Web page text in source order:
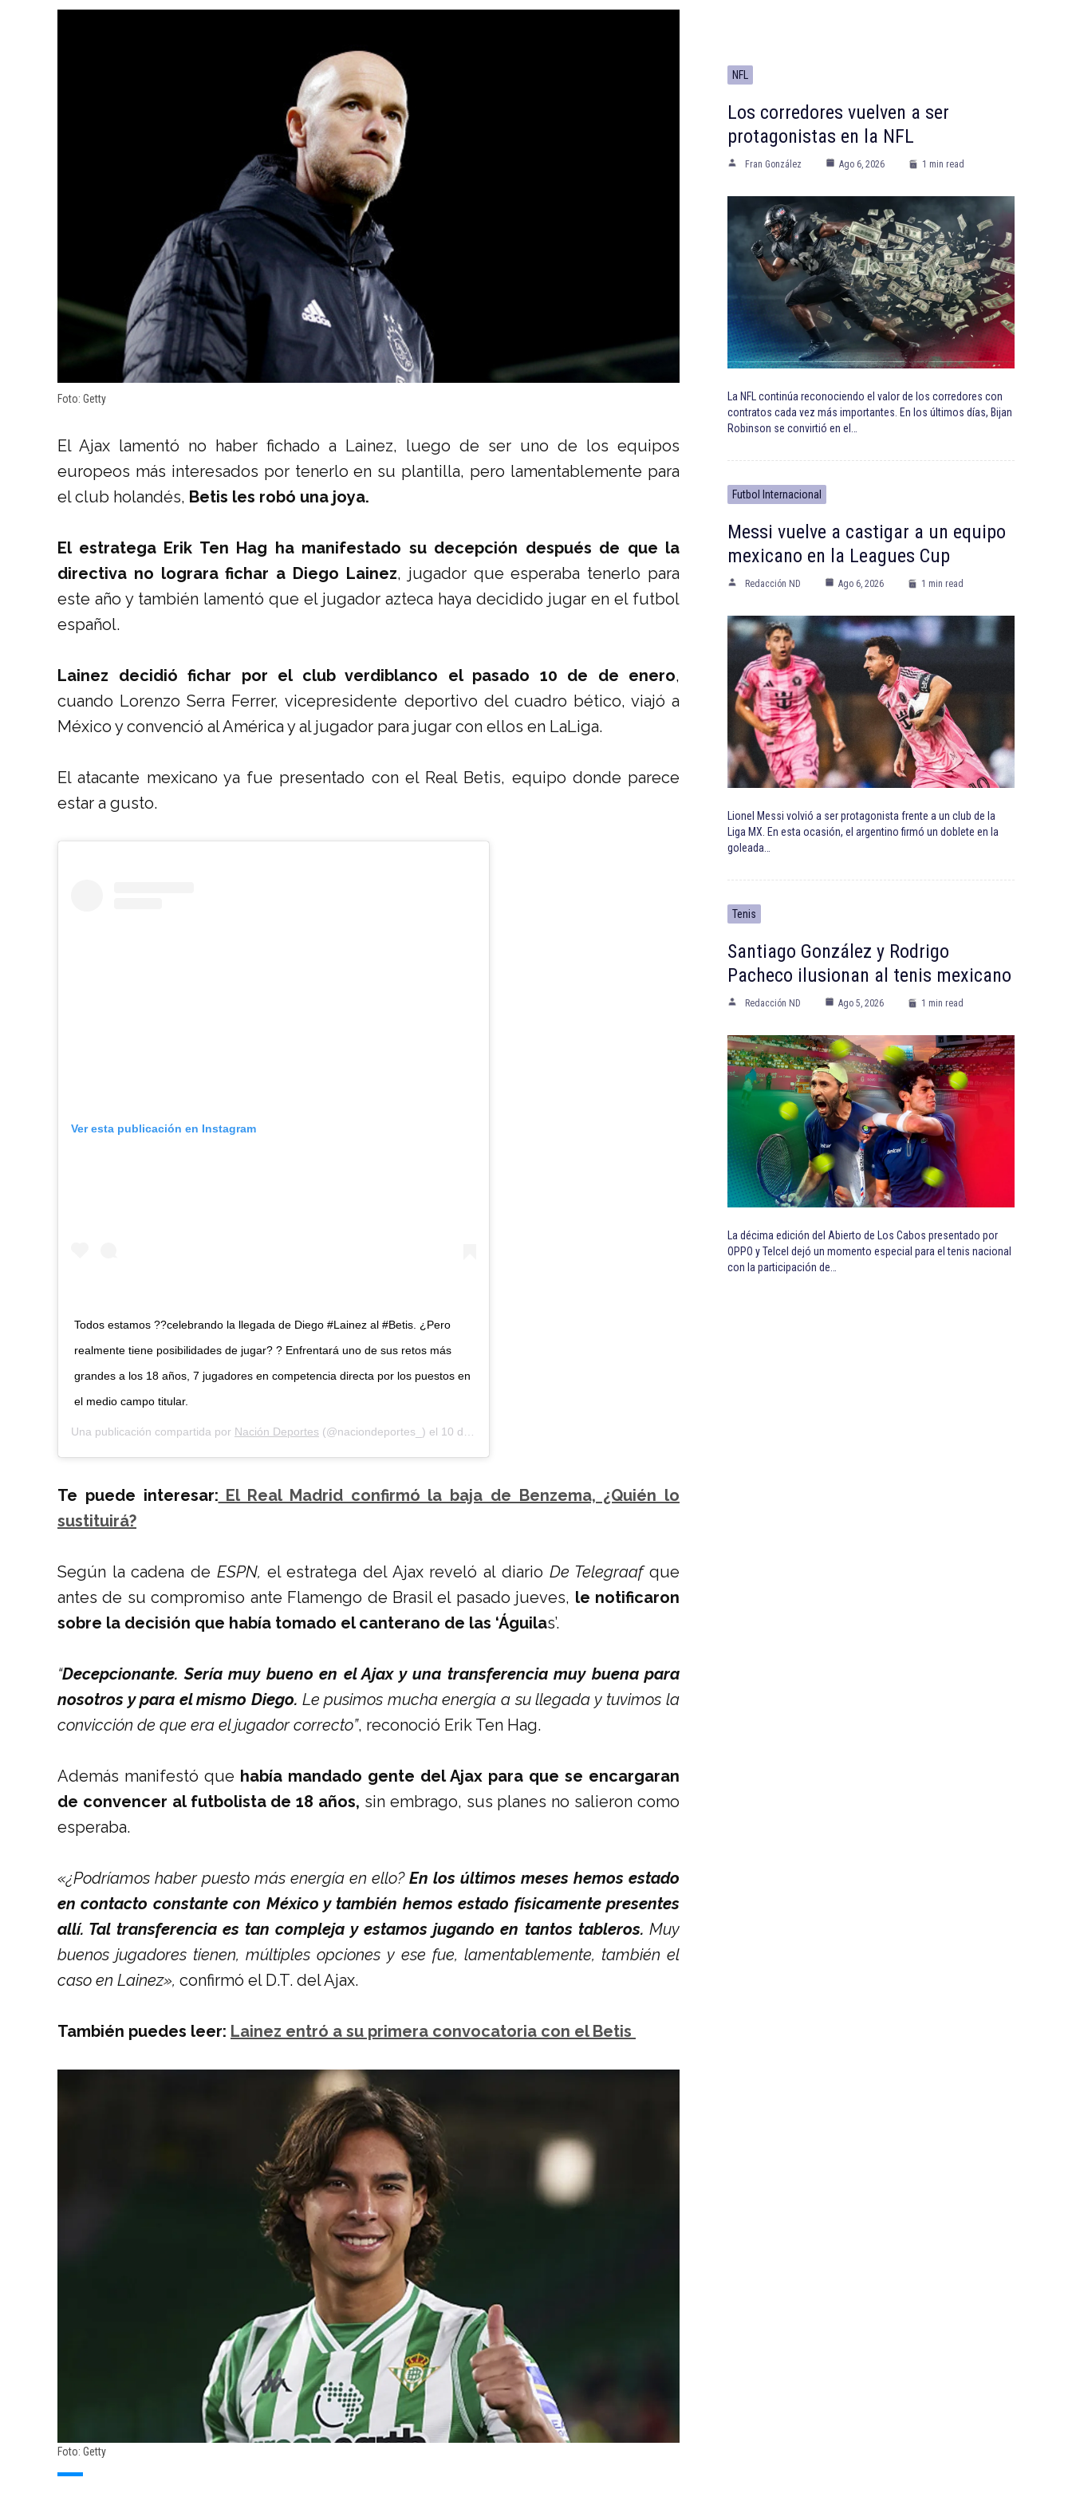
Foto: Getty
El Ajax lamentó no haber fichado a Lainez, luego de ser uno de los equipos
europeos más interesados por tenerlo en su plantilla, pero lamentablemente para
el club holandés, Betis les robó una joya.
El estratega Erik Ten Hag ha manifestado su decepción después de que la
directiva no lograra fichar a Diego Lainez, jugador que esperaba tenerlo para
este año y también lamentó que el jugador azteca haya decidido jugar en el futbol
español.
Lainez decidió fichar por el club verdiblanco el pasado 10 de de enero,
cuando Lorenzo Serra Ferrer, vicepresidente deportivo del cuadro bético, viajó a
México y convenció al América y al jugador para jugar con ellos en LaLiga.
El atacante mexicano ya fue presentado con el Real Betis, equipo donde parece
estar a gusto.
Ver esta publicación en Instagram
Todos estamos ??celebrando la llegada de Diego #Lainez al #Betis. ¿Pero
realmente tiene posibilidades de jugar? ? Enfrentará uno de sus retos más
grandes a los 18 años, 7 jugadores en competencia directa por los puestos en
el medio campo titular.
Una publicación compartida por Nación Deportes (@naciondeportes_) el 10 de Ene de 2019 a las 3:47 PST
Te puede interesar: El Real Madrid confirmó la baja de Benzema, ¿Quién lo
sustituirá?
Según la cadena de ESPN, el estratega del Ajax reveló al diario De Telegraafque
antes de su compromiso ante Flamengo de Brasil el pasado jueves, le notificaron
sobre la decisión que había tomado el canterano de las ‘Águilas’.
“Decepcionante. Sería muy bueno en el Ajax y una transferencia muy buena para
nosotros y para el mismo Diego. Le pusimos mucha energía a su llegada y tuvimos la
convicción de que era el jugador correcto”, reconoció Erik Ten Hag.
Además manifestó que había mandado gente del Ajax para que se encargaran
de convencer al futbolista de 18 años, sin embrago, sus planes no salieron como
esperaba.
«¿Podríamos haber puesto más energía en ello? En los últimos meses hemos estado
en contacto constante con México y también hemos estado físicamente presentes
allí. Tal transferencia es tan compleja y estamos jugando en tantos tableros. Muy
buenos jugadores tienen, múltiples opciones y ese fue, lamentablemente, también el
caso en Lainez», confirmó el D.T. del Ajax.
También puedes leer: Lainez entró a su primera convocatoria con el Betis
Foto: Getty
NFL
Los corredores vuelven a ser
protagonistas en la NFL
Fran González Ago 6, 2026 1 min read
La NFL continúa reconociendo el valor de los corredores con
contratos cada vez más importantes. En los últimos días, Bijan
Robinson se convirtió en el…
Futbol Internacional
Messi vuelve a castigar a un equipo
mexicano en la Leagues Cup
Redacción ND Ago 6, 2026 1 min read
Lionel Messi volvió a ser protagonista frente a un club de la
Liga MX. En esta ocasión, el argentino firmó un doblete en la
goleada…
Tenis
Santiago González y Rodrigo
Pacheco ilusionan al tenis mexicano
Redacción ND Ago 5, 2026 1 min read
La décima edición del Abierto de Los Cabos presentado por
OPPO y Telcel dejó un momento especial para el tenis nacional
con la participación de…